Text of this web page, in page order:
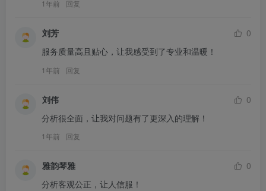
1年前 回复
刘芳
0
服务质量高且贴心，让我感受到了专业和温暖！
1年前 回复
刘伟
0
分析很全面，让我对问题有了更深入的理解！
1年前 回复
雅韵琴雅
0
分析客观公正，让人信服！